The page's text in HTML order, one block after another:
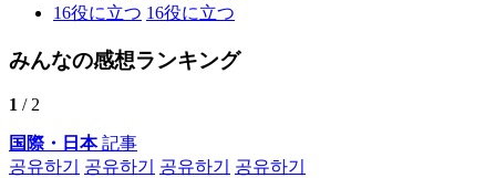
16役に立つ 16役に立つ
みんなの感想ランキング
1 / 2
国際・日本記事
공유하기
공유하기 공유하기 공유하기